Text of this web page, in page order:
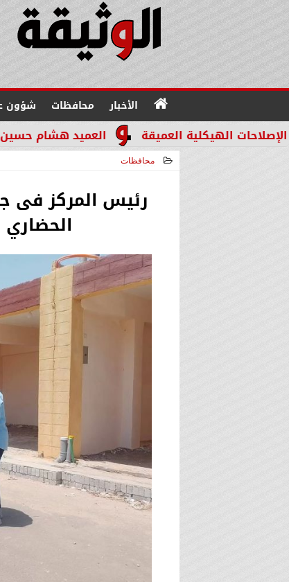
الأخبار محافظات شؤون
العميد هشام حسين رئيسًا لقطاع العميقة
محافظات
رئيس المركز فى
الحضاري